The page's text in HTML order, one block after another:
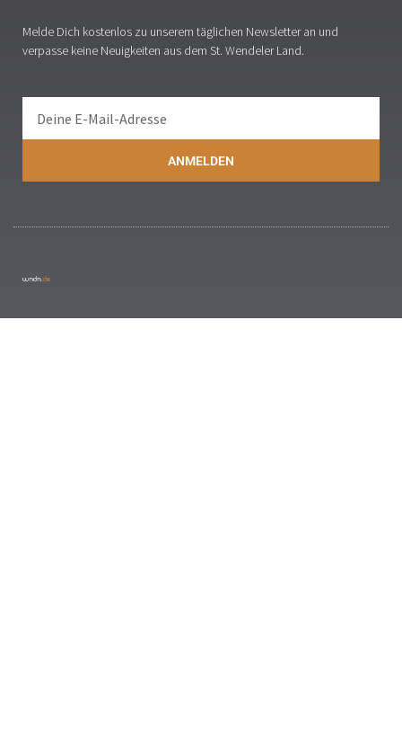
Melde Dich kostenlos zu unserem täglichen Newsletter an und
verpasse keine Neuigkeiten aus dem St. Wendeler Land.
ANMELDEN